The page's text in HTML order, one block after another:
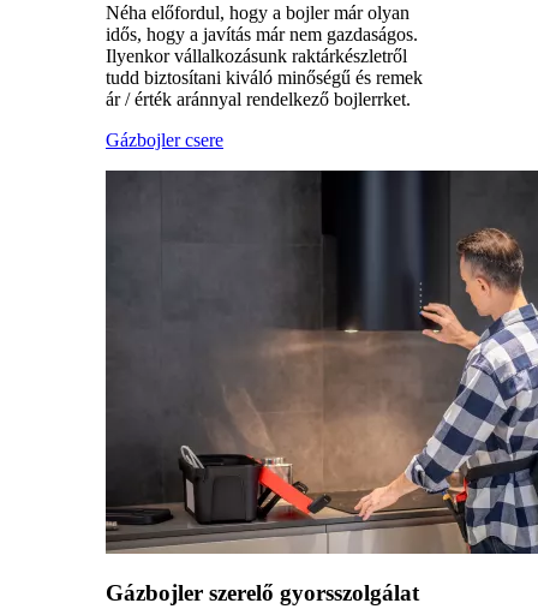
Néha előfordul, hogy a bojler már olyan
idős, hogy a javítás már nem gazdaságos.
Ilyenkor vállalkozásunk raktárkészletről
tudd biztosítani kiváló minőségű és remek
ár / érték aránnyal rendelkező bojlerrket.
Gázbojler csere
Gázbojler szerelő gyorsszolgálat